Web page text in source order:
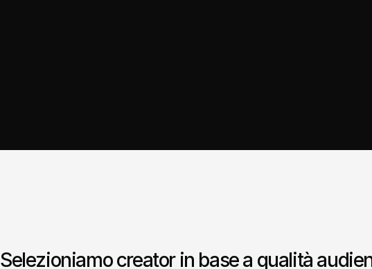
Selezioniamo creator in base a qualità